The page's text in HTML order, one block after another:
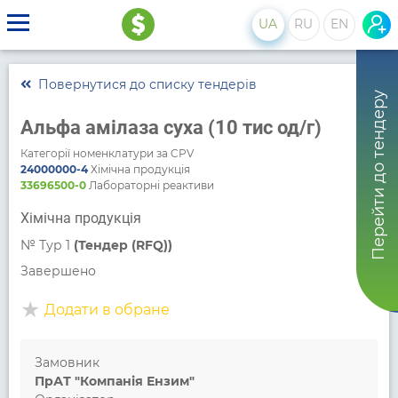
UA RU EN
Перейти до тендеру
Повернутися до списку тендерів
Альфа амілаза суха (10 тис од/г)
Категорії номенклатури за CPV
24000000-4Хімічна продукція
33696500-0Лабораторні реактиви
Хімічна продукція
№ Тур 1 (Тендер (RFQ))
Завершено
Додати в обране
Замовник
ПрАТ "Компанія Ензим"